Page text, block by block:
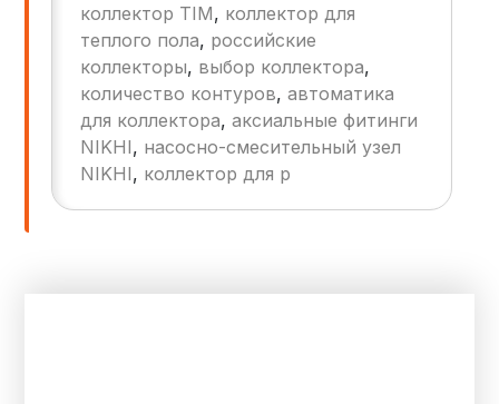
Неравномерному нагреву полов.
Увеличению времени настройки
системы.
Перерасходу энергии.
коллектор TIM, коллектор для
теплого пола, российские
коллекторы, выбор коллектора,
количество контуров,автоматика
для коллектора,аксиальные фитинги
NIKHI, насосно-смесительный узел
NIKHI, коллектор для р